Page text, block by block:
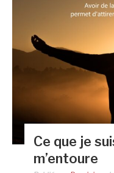
Ce que je
m’entoure